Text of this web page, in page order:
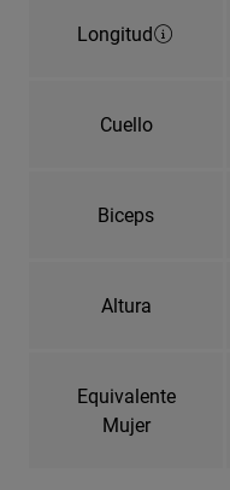
Longitud
Cuello
Biceps
Altura
Equivalente
Mujer